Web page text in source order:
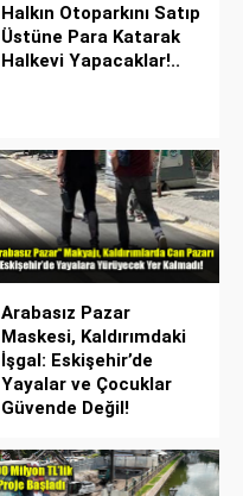
Halkın Otoparkını Satıp
Üstüne Para Katarak
Halkevi Yapacaklar!..
Arabasız Pazar
Maskesi, Kaldırımdaki
İşgal: Eskişehir’de
Yayalar ve Çocuklar
Güvende Değil!